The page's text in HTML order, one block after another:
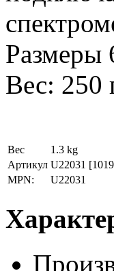
Размеры
Вес: 250
Вес
1.3 kg
Артикул U22031
MPN:
U22031